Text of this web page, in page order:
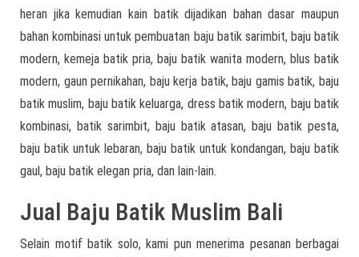
heran jika kemudian kain batik dijadikan bahan dasar maupun
bahan kombinasi untuk pembuatan baju batik sarimbit, baju batik
modern, kemeja batik pria, baju batik wanita modern, blus batik
modern, gaun pernikahan, baju kerja batik, baju gamis batik, baju
batik muslim, baju batik keluarga, dress batik modern, baju batik
kombinasi, batik sarimbit, baju batik atasan, baju batik pesta,
baju batik untuk lebaran, baju batik untuk kondangan, baju batik
gaul, baju batik elegan pria, dan lain-lain.
Jual Baju Batik Muslim Bali
Selain motif batik solo, kami pun menerima pesanan berbagai